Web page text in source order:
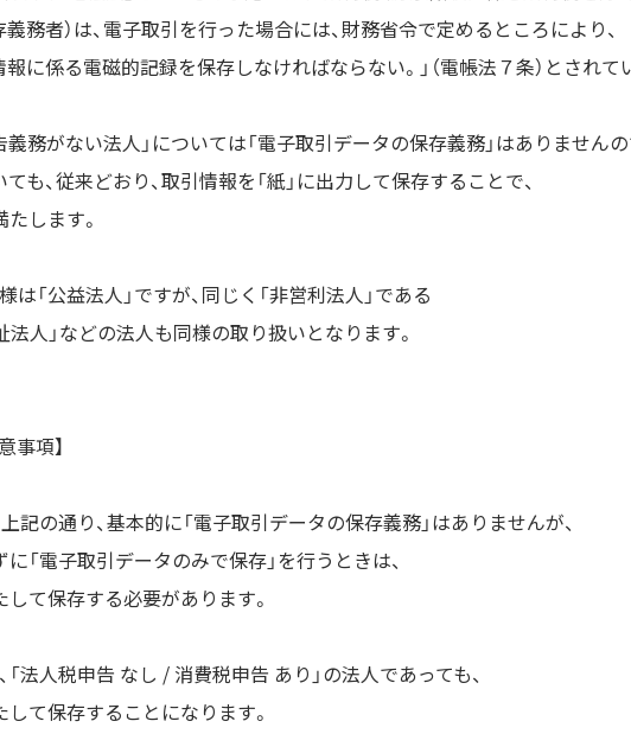
務者）は、電子取引を行った場合には、財務省令で定めるところにより、
に係る電磁的記録を保存しなければならない。」（電帳法７条）とされて
義務がない法人」については「電子取引データの保存義務」はありませんの
ても、従来どおり、取引情報を「紙」に出力して保存することで、
たします。
は「公益法人」ですが、同じく「非営利法人」である
祉法人」などの法人も同様の取り扱いとなります。
事項】
上記の通り、基本的に「電子取引データの保存義務」はありませんが、
に「電子取引データのみで保存」を行うときは、
して保存する必要があります。
「法人税申告 なし / 消費税申告 あり」の法人であっても、
して保存することになります。